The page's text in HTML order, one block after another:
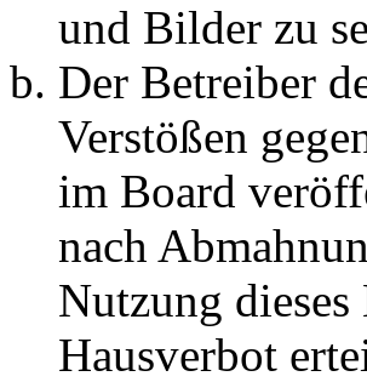
und Bilder zu
Der Betreiber
Verstößen
im Board
nach
Nutzung
Hausverbot